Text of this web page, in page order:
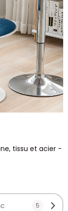
tissu et acier -
5